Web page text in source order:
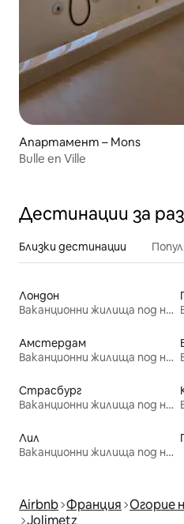
Апартамент – Mons
Bulle en Ville
Дестинации за
Близки дестинации
Лондон
Ваканционни жилища под наем
Амстердам
Ваканционни жилища под наем
Страсбург
Ваканционни жилища под наем
Лил
Ваканционни жилища под наем
Airbnb Франция Огорие
Jolimetz